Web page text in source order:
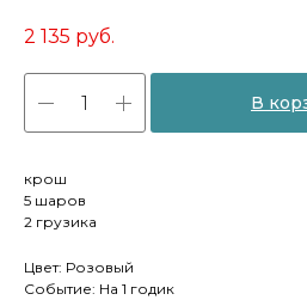
2 135 руб.
В
крош
5 шаров
2 грузика
Цвет: Розовый
Событие: На 1 годик